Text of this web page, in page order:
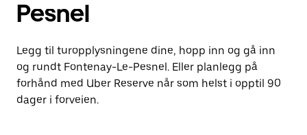
Pesnel
Legg til turopplysningene dine, hopp inn og gå inn
og rundt Fontenay-Le-Pesnel. Eller planlegg på
forhånd med Uber Reserve når som helst i opptil 90
dager i forveien.